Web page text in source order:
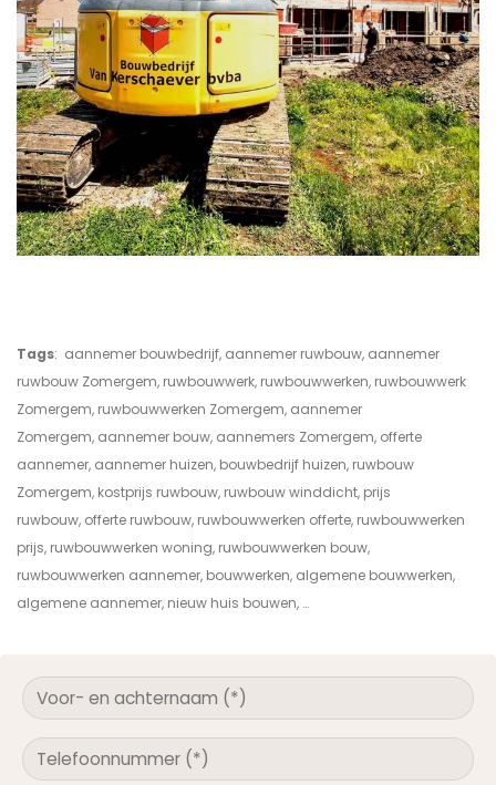
Tags: aannemer bouwbedrijf, aannemer ruwbouw, aannemer
ruwbouw Zomergem, ruwbouwwerk, ruwbouwwerken, ruwbouwwerk
Zomergem, ruwbouwwerken Zomergem, aannemer
Zomergem, aannemer bouw, aannemers Zomergem, offerte
aannemer, aannemer huizen, bouwbedrijf huizen, ruwbouw
Zomergem, kostprijs ruwbouw, ruwbouw winddicht, prijs
ruwbouw, offerte ruwbouw, ruwbouwwerken offerte, ruwbouwwerken
prijs, ruwbouwwerken woning, ruwbouwwerken bouw,
ruwbouwwerken aannemer, bouwwerken, algemene bouwwerken,
algemene aannemer, nieuw huis bouwen, …